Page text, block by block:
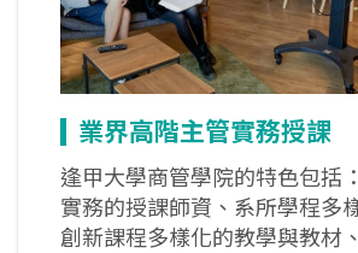
業界高階主管實務授課
逢甲大學商管學院的特色包括
實務的授課師資、系所學程多
創新課程多樣化的教學與教材